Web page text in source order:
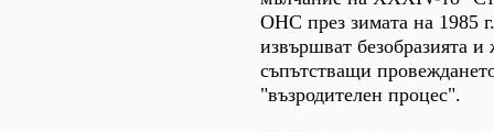
ОНС през зимата на 1985
извършват безобразията и
съпътстващи
"възродителен процес".